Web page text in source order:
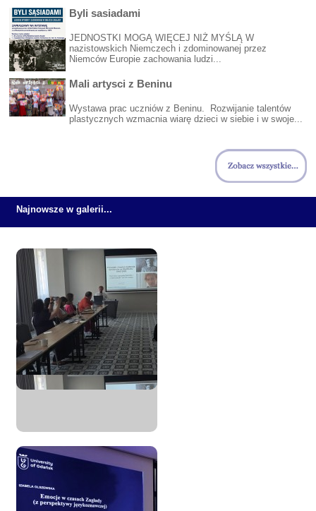
Byli sasiadami
JEDNOSTKI MOGĄ WIĘCEJ NIŻ MYŚLĄ W
nazistowskich Niemczech i zdominowanej przez
Niemców Europie zachowania ludzi...
Mali artysci z Beninu
Wystawa prac uczniów z Beninu. Rozwijanie talentów
plastycznych wzmacnia wiarę dzieci w siebie i w swoje...
Najnowsze w galerii...